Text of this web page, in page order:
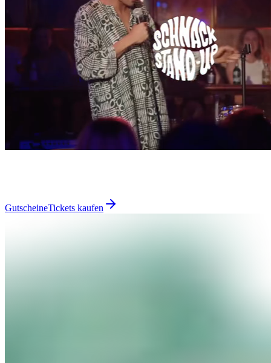
GutscheineTickets kaufen